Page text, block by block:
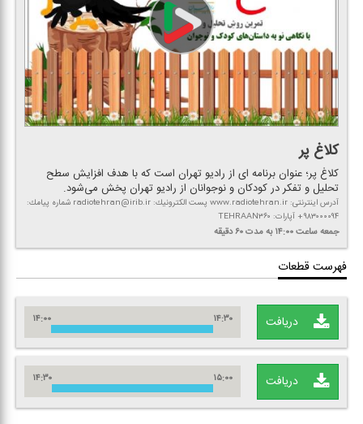
كلاغ پر
كلاغ پر؛ عنوان برنامه ای از رادیو تهران است كه با هدف افزایش سطح
تحلیل و تفكر در كودكان و نوجوانان از رادیو تهران پخش می‌شود.
آدرس اینترنتی: www.radiotehran.ir پست الكترونیك: radiotehran@irib.ir شماره پیامك:
۹۸۳۰۰۰۰۹۴+ آپارات: TEHRAAN۳۶۰
جمعهساعت ۱۴:۰۰ به مدت ۶۰ دقیقه
فهرست قطعات
دریافت ۱۴:۰۰ ۱۴:۳۰
دریافت ۱۴:۳۰ ۱۵:۰۰